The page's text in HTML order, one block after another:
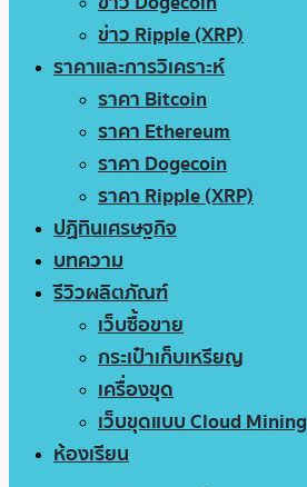
ข่าว Ripple (XRP)
ราคาและการวิเคราะห์
ราคา Bitcoin
ราคา Ethereum
ราคา Dogecoin
ราคา Ripple (XRP)
ปฏิทินเศรษฐกิจ
บทความ
รีวิวผลิตภัณฑ์
เว็บซื้อขาย
กระเป๋าเก็บเหรียญ
เครื่องขุด
เว็บขุดแบบ Cloud Mining
ห้องเรียน